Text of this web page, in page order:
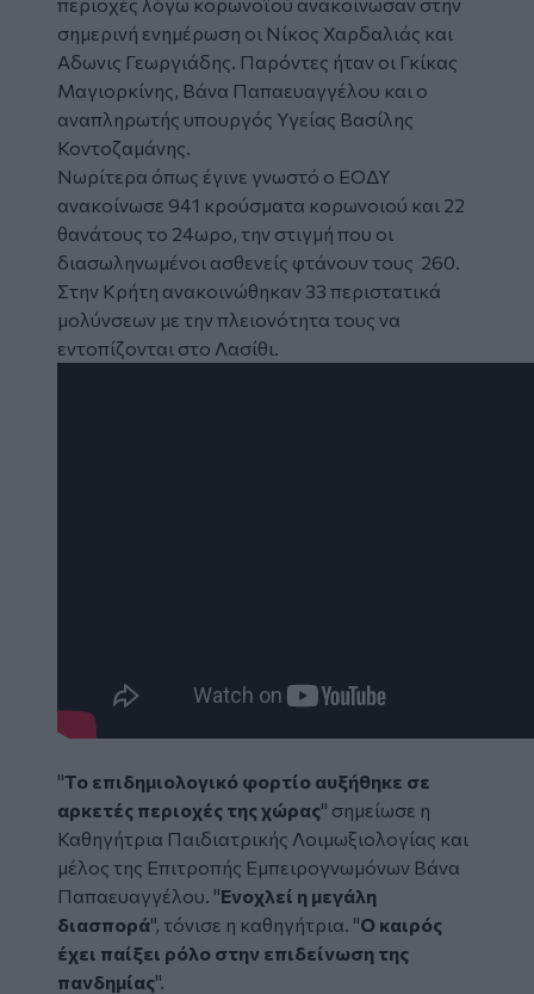
σημερινή ενημέρωση οι Νίκος Χαρδαλιάς και
Αδωνις Γεωργιάδης. Παρόντες ήταν οι Γκίκας
Μαγιορκίνης, Βάνα Παπαευαγγέλου και ο
αναπληρωτής υπουργός Υγείας Βασίλης
Κοντοζαμάνης.
Νωρίτερα όπως έγινε γνωστό ο ΕΟΔΥ
ανακοίνωσε 941 κρούσματα κορωνοιού και 22
θανάτους το 24ωρο, την στιγμή που οι
διασωληνωμένοι ασθενείς φτάνουν τους 260.
Στην Κρήτη ανακοινώθηκαν 33 περιστατικά
μολύνσεων με την πλειονότητα τους να
εντοπίζονται στο Λασίθι.
"Το επιδημιολογικό φορτίο αυξήθηκε σε
αρκετές περιοχές της χώρας" σημείωσε η
Καθηγήτρια Παιδιατρικής Λοιμωξιολογίας και
μέλος της Επιτροπής Εμπειρογνωμόνων Βάνα
Παπαευαγγέλου. "Ενοχλεί η μεγάλη
διασπορά", τόνισε η καθηγήτρια. "Ο καιρός
έχει παίξει ρόλο στην επιδείνωση της
πανδημίας".